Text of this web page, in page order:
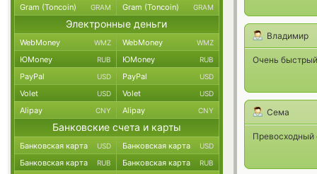
Владимир
Очень
Сема
Превосходный
Gram (Toncoin) GRAM Gram (Toncoin) GRAM
Электронные деньги
WebMoney WMZ WebMoney WMZ
ЮMoney RUB ЮMoney RUB
PayPal USD PayPal USD
Volet USD Volet USD
Alipay CNY Alipay CNY
Банковские счета и карты
Банковская карта USD Банковская карта USD
Банковская карта RUB Банковская карта RUB